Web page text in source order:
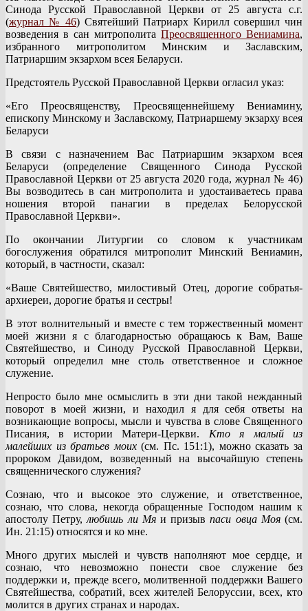
Синода Русской Православной Церкви от 25 августа с.г.
(журнал № 46) Святейший Патриарх Кирилл совершил чин
возведения в сан митрополита Преосвященного Вениамина,
избранного митрополитом Минским и Заславским,
Патриаршим экзархом всея Беларуси.
Предстоятель Русской Православной Церкви огласил указ:
«Его Преосвященству, Преосвященнейшему Вениамину,
епископу Минскому и Заславскому, Патриаршему экзарху всея
Беларуси
В связи с назначением Вас Патриаршим экзархом всея
Беларуси (определение Священного Синода Русской
Православной Церкви от 25 августа 2020 года, журнал № 46)
Вы возводитесь в сан митрополита и удостаиваетесь права
ношения второй панагии в пределах Белорусской
Православной Церкви».
По окончании Литургии со словом к участникам
богослужения обратился митрополит Минский Вениамин,
который, в частности, сказал:
«Ваше Святейшество, милостивый Отец, дорогие собратья-
архиереи, дорогие братья и сестры!
В этот волнительный и вместе с тем торжественный момент
моей жизни я с благодарностью обращаюсь к Вам, Ваше
Святейшество, и Синоду Русской Православной Церкви,
который определил мне столь ответственное и сложное
служение.
Непросто было мне осмыслить в эти дни такой нежданный
поворот в моей жизни, и находил я для себя ответы на
возникающие вопросы, мысли и чувства в слове Священного
Писания, в истории Матери-Церкви. Кто я малый из
малейших из братьев моих(см. Пс. 151:1), можно сказать за
пророком Давидом, возведенный на высочайшую степень
священнического служения?
Сознаю, что и высокое это служение, и ответственное,
сознаю, что слова, некогда обращенные Господом нашим к
апостолу Петру,любишь ли Мяи призывпаси овца Моя(см.
Ин. 21:15) относятся и ко мне.
Много других мыслей и чувств наполняют мое сердце, и
сознаю, что невозможно понести свое служение без
поддержки и, прежде всего, молитвенной поддержки Вашего
Святейшества, собратий, всех жителей Белоруссии, всех, кто
молится в других странах и народах.